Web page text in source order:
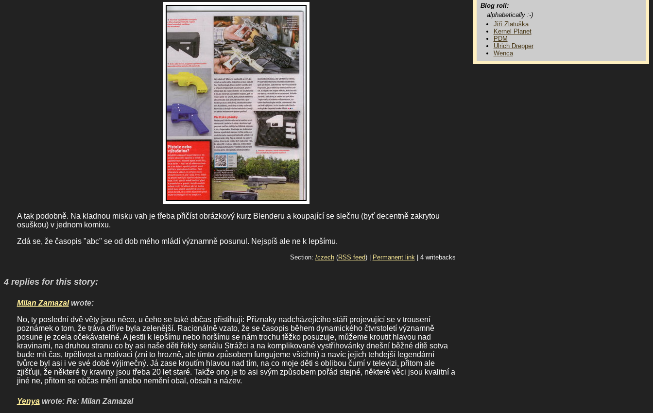
A tak podobně. Na kladnou misku vah je třeba přičíst obrázkový kurz Blenderu a koupající se slečnu (byť decentně zakrytou
osuškou) v jednom komixu.
Zdá se, že časopis "abc" se od dob mého mládí významně posunul. Nejspíš ale ne k lepšímu.
Section: /czech(RSS feed) | Permanent link | 4 writebacks
4 replies for this story:
Milan Zamazalwrote:
No, ty poslední dvě věty jsou něco, u čeho se také občas přistihuji: Příznaky nadcházejícího stáří projevující se v trousení
poznámek o tom, že tráva dříve byla zelenější. Racionálně vzato, že se časopis během dynamického čtvrstoletí významně
posune je zcela očekávatelné. A jestli k lepšímu nebo horšímu se nám trochu těžko posuzuje, můžeme kroutit hlavou nad
kravinami, na druhou stranu co by asi naše děti řekly seriálu Strážci a na komplikované vystřihovánky dnešní běžné dítě sotva
bude mít čas, trpělivost a motivaci (zní to hrozně, ale tímto způsobem fungujeme všichni) a navíc jejich tehdejší legendární
tvůrce byl asi i ve své době výjimečný. Já zase kroutím hlavou nad tím, na co moje děti s oblibou čumí v televizi, přitom ale
zjišťuji, že některé ty kraviny jsou třeba 20 let staré. Takže ono je to asi svým způsobem pořád stejné, některé věci jsou kvalitní a
jiné ne, přitom se občas mění anebo nemění obal, obsah a název.
Yenyawrote: Re: Milan Zamazal
Blog roll:
alphabetically :-)
Jiří Zlatuška
Kernel Planet
PDM
Ulrich Drepper
Wenca